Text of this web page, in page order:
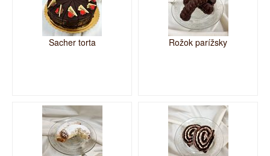
Sacher torta Rožok parížsky